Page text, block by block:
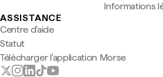
Informations
ASSISTANCE
Centre d'aide
Statut
Télécharger l'application Morse